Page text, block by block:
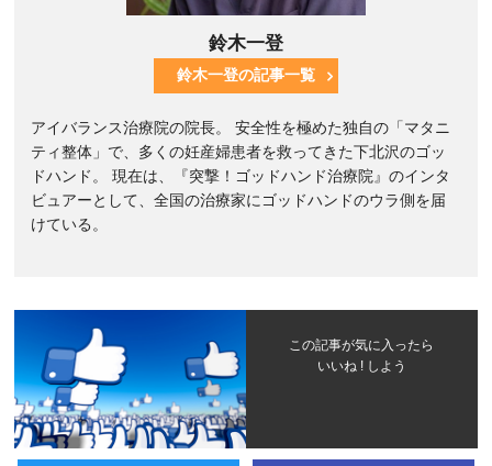
鈴木一登
鈴木一登の記事一覧
アイバランス治療院の院長。 安全性を極めた独自の「マタニ
ティ整体」で、多くの妊産婦患者を救ってきた下北沢のゴッ
ドハンド。 現在は、『突撃！ゴッドハンド治療院』のインタ
ビュアーとして、全国の治療家にゴッドハンドのウラ側を届
けている。
この記事が気に入ったら
いいね ! しよう